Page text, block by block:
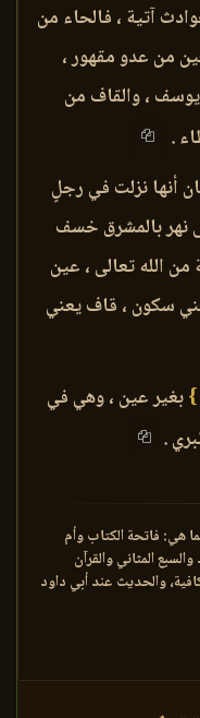
آتية ، فالحاء من
من عدو مقهور ،
، والقاف من
.
أنها نزلت في رجلٍ
نهر بالمشرق خسف
الله تعالى ، عين
سكون ، قاف يعني
بغير عين ، وهي في
.
هي: فاتحة الكتاب وأم
المثاني والقرآن
والحديث عند أبي داود